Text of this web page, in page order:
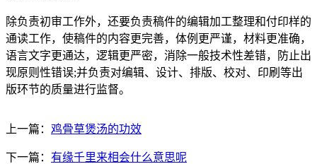
除负责初审工作外，还要负责稿件的编辑加工整理和付印样的
通读工作，使稿件的内容更完善，体例更严谨，材料更准确，
语言文字更通达，逻辑更严密，消除一般技术性差错，防止出
现原则性错误;并负责对编辑、设计、排版、校对、印刷等出
版环节的质量进行监督。
上一篇： 鸡骨草煲汤的功效
下一篇： 有缘千里来相会什么意思呢